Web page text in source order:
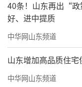
40条！山东再出“
好、进中提质
中华网山东频道
山东增加高品质住
中华网山东频道